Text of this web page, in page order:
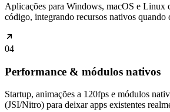
Aplicações para Windows, macOS e Linux
código, integrando recursos nativos quando
04
Performance & módulos nativos
Startup, animações a 120fps e módulos
(JSI/Nitro) para deixar apps existentes